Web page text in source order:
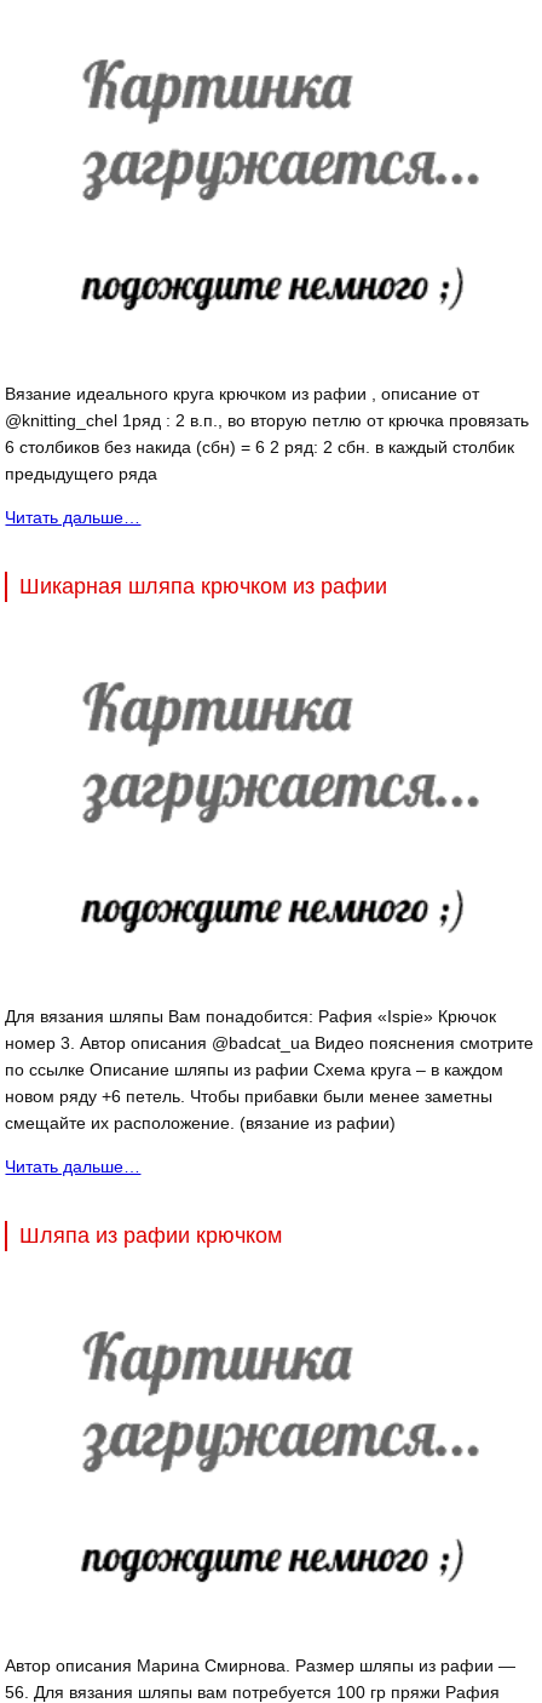
Вязание идеального круга крючком из рафии , описание от
@knitting_chel 1ряд : 2 в.п., во вторую петлю от крючка провязать
6 столбиков без накида (сбн) = 6 2 ряд: 2 сбн. в каждый столбик
предыдущего ряда
Читать дальше…
Шикарная шляпа крючком из рафии
Для вязания шляпы Вам понадобится: Рафия «Ispie» Крючок
номер 3. Автор описания @badcat_ua Видео пояснения смотрите
по ссылке Описание шляпы из рафии Схема круга – в каждом
новом ряду +6 петель. Чтобы прибавки были менее заметны
смещайте их расположение. (вязание из рафии)
Читать дальше…
Шляпа из рафии крючком
Автор описания Марина Смирнова. Размер шляпы из рафии —
56. Для вязания шляпы вам потребуется 100 гр пряжи Рафия